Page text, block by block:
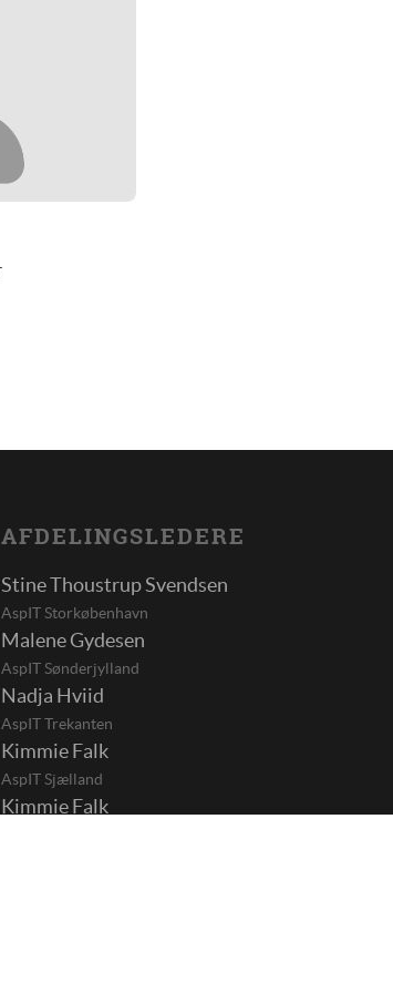
AFDELINGSLEDERE
Stine Thoustrup Svendsen
AspIT Storkøbenhavn
Malene Gydesen
AspIT Sønderjylland
Nadja Hviid
AspIT Trekanten
Kimmie Falk
AspIT Sjælland
Kimmie Falk